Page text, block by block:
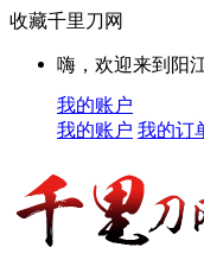
收藏千里刀网
嗨，欢迎来到阳
我的账户
我的账户 我的订